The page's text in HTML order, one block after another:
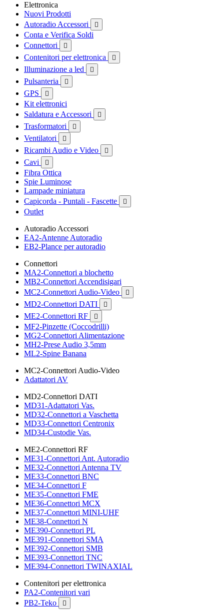
Elettronica
Nuovi Prodotti
Autoradio Accessori

Conta e Verifica Soldi
Connettori

Contenitori per elettronica 
Illuminazione a led 
Pulsanteria 
GPS 
Kit elettronici
Saldatura e Accessori

Trasformatori 
Ventilatori 
Ricambi Audio e Video 
Cavi 
Fibra Ottica
Spie Luminose
Lampade miniatura
Capicorda - Puntali - Fascette

Outlet
Autoradio Accessori
EA2-Antenne Autoradio
EB2-Plance per autoradio
Connettori
MA2-Connettori a blochetto
MB2-Connettori Accendisigari
MC2-Connettori Audio-Video

MD2-Connettori DATI 
ME2-Connettori RF 
MF2-Pinzette (Coccodrilli)
MG2-Connettori Alimentazione
MH2-Prese Audio 3,5mm
ML2-Spine Banana
MC2-Connettori Audio-Video
Adattatori AV
MD2-Connettori DATI
MD31-Adattatori Vas.
MD32-Connettori a Vaschetta
MD33-Connettori Centronix
MD34-Custodie Vas.
ME2-Connettori RF
ME31-Connettori Ant. Autoradio
ME32-Connettori Antenna TV
ME33-Connettori BNC
ME34-Connettori F
ME35-Connettori FME
ME36-Connettori MCX
ME37-Connettori MINI-UHF
ME38-Connettori N
ME390-Connettori PL
ME391-Connettori SMA
ME392-Connettori SMB
ME393-Connettori TNC
ME394-Connettori TWINAXIAL
Contenitori per elettronica
PA2-Contenitori vari
PB2-Teko
